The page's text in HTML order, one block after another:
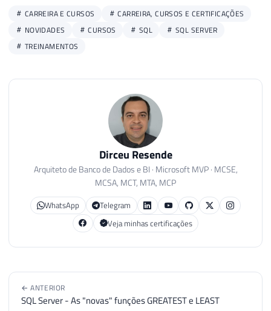
CARREIRA E CURSOS
CARREIRA, CURSOS E CERTIFICAÇÕES
NOVIDADES
CURSOS SQL
SQL SERVER
TREINAMENTOS
Dirceu Resende
Arquiteto de Banco de Dados e BI · Microsoft MVP · MCSE,
MCSA, MCT, MTA, MCP
WhatsApp
Telegram
Veja minhas certificações
← ANTERIOR
SQL Server - As "novas" funções GREATEST e LEAST